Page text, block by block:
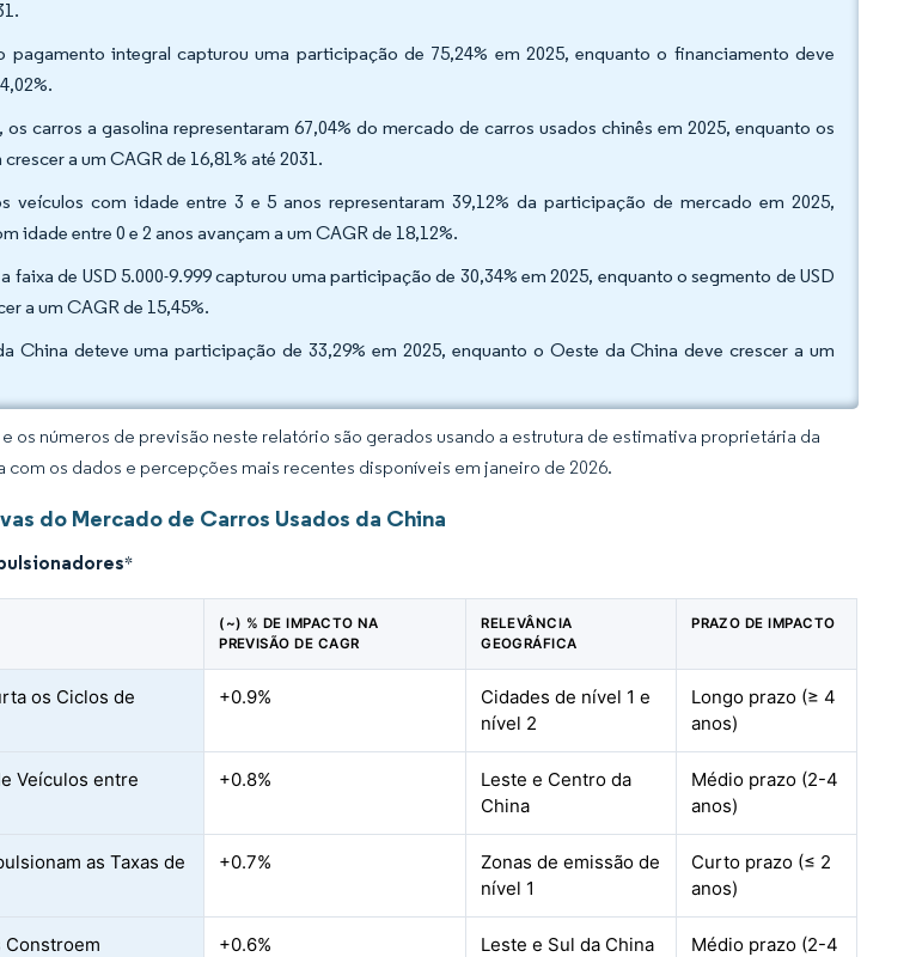
pagamento integral capturou uma participação de 75,24% em 2025, enquanto o financiamento deve
carros a gasolina representaram 67,04% do mercado de carros usados chinês em 2025, enquanto os
a um CAGR de 16,81% até 2031.
veículos com idade entre 3 e 5 anos representaram 39,12% da participação de mercado em 2025,
idade entre 0 e 2 anos avançam a um CAGR de 18,12%.
faixa de USD 5.000-9.999 capturou uma participação de 30,34% em 2025, enquanto o segmento de USD
a um CAGR de 15,45%.
China deteve uma participação de 33,29% em 2025, enquanto o Oeste da China deve crescer a um
os números de previsão neste relatório são gerados usando a estrutura de estimativa proprietária da
com os dados e percepções mais recentes disponíveis em janeiro de 2026.
do Mercado de Carros Usados da China
*
(~) % DE IMPACTO NA
PREVISÃO DE CAGR
RELEVÂNCIA
GEOGRÁFICA
PRAZO DE IMPACTO
os Ciclos de
+0.9%
Cidades de nível 1 e
nível 2
Longo prazo (≥ 4
anos)
Veículos entre
+0.8%
Leste e Centro da
China
Médio prazo (2-4
anos)
as Taxas de
+0.7%
Zonas de emissão de
nível 1
Curto prazo (≤ 2
anos)
Constroem
+0.6% Leste e Sul da China
Médio prazo (2-4